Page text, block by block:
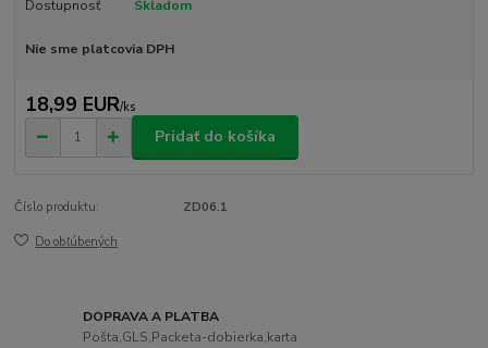
Dostupnosť Skladom
Nie sme platcovia DPH
18,99 EUR/ks
Pridať do košíka
Číslo produktu: ZD06.1
Do obľúbených
DOPRAVA A PLATBA
Pošta,GLS,Packeta-dobierka,karta